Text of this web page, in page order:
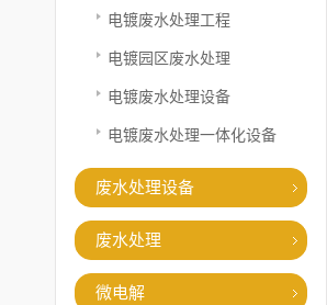
电镀废水处理工程
电镀园区废水处理
电镀废水处理设备
电镀废水处理一体化设备
废水处理设备
废水处理
微电解